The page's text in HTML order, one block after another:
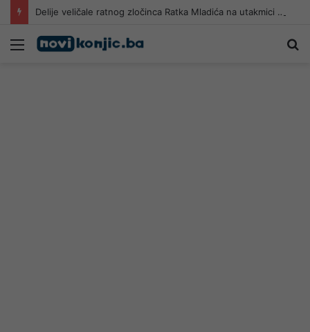
Delije veličale ratnog zločinca Ratka Mladića na utakmici Crvene zvezde i Novog Pazara
Meni